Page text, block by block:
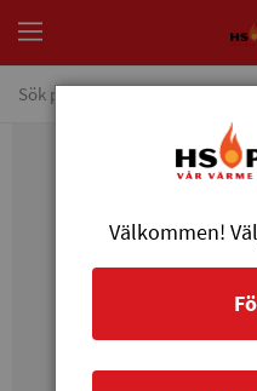
Välkommen!